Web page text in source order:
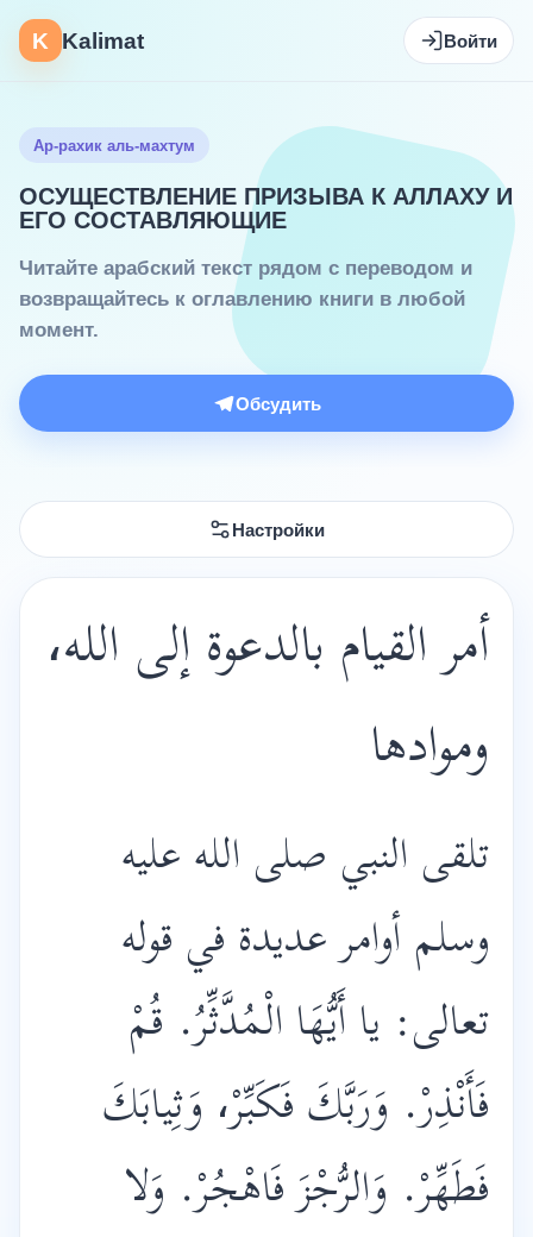
K Kalimat Войти
Ар-рахик аль-махтум
ОСУЩЕСТВЛЕНИЕ ПРИЗЫВА К АЛЛАХУ И
ЕГО СОСТАВЛЯЮЩИЕ
Читайте арабский текст рядом с переводом и
возвращайтесь к оглавлению книги в любой
момент.
Обсудить
Настройки
أمر القيام بالدعوة إلى الله،
وموادها
تلقى النبي صلى الله عليه
وسلم أوامر عديدة في قوله
تعالى: يا أَيُّهَا الْمُدَّثِّرُ. قُمْ
فَأَنْذِرْ. وَرَبَّكَ فَكَبِّرْ، وَثِيابَكَ
فَطَهِّرْ. وَالرُّجْزَ فَاهْجُرْ. وَلا